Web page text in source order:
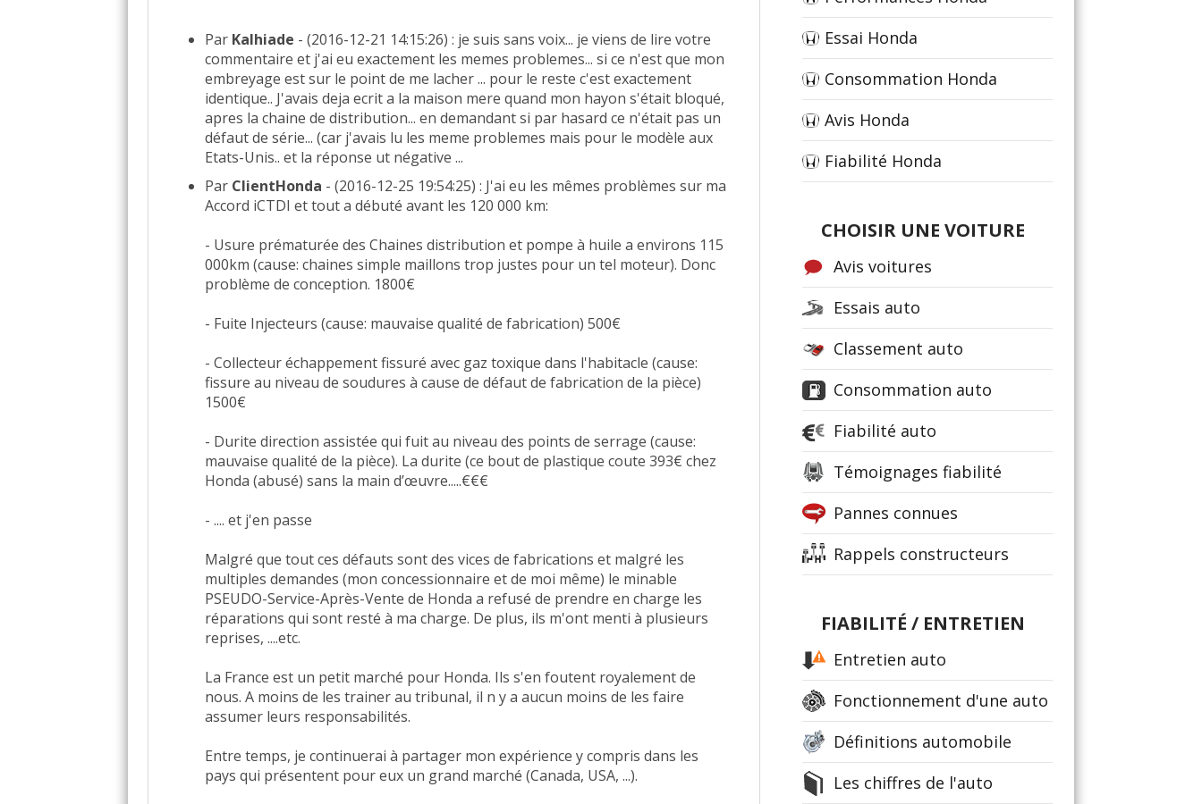
Par Kalhiade - (2016-12-21 14:15:26) : je suis sans voix... je viens de lire votre
commentaire et j'ai eu exactement les memes problemes... si ce n'est que mon
embreyage est sur le point de me lacher ... pour le reste c'est exactement
identique.. J'avais deja ecrit a la maison mere quand mon hayon s'était bloqué,
apres la chaine de distribution... en demandant si par hasard ce n'était pas un
défaut de série... (car j'avais lu les meme problemes mais pour le modèle aux
Etats-Unis.. et la réponse ut négative ...
Par ClientHonda - (2016-12-25 19:54:25) : J'ai eu les mêmes problèmes sur ma
Accord iCTDI et tout a débuté avant les 120 000 km:
- Usure prématurée des Chaines distribution et pompe à huile a environs 115
000km (cause: chaines simple maillons trop justes pour un tel moteur). Donc
problème de conception. 1800€
- Fuite Injecteurs (cause: mauvaise qualité de fabrication) 500€
- Collecteur échappement fissuré avec gaz toxique dans l'habitacle (cause:
fissure au niveau de soudures à cause de défaut de fabrication de la pièce)
1500€
- Durite direction assistée qui fuit au niveau des points de serrage (cause:
mauvaise qualité de la pièce). La durite (ce bout de plastique coute 393€ chez
Honda (abusé) sans la main d’œuvre.....€€€
- .... et j'en passe
Malgré que tout ces défauts sont des vices de fabrications et malgré les
multiples demandes (mon concessionnaire et de moi même) le minable
PSEUDO-Service-Après-Vente de Honda a refusé de prendre en charge les
réparations qui sont resté à ma charge. De plus, ils m'ont menti à plusieurs
reprises, ....etc.
La France est un petit marché pour Honda. Ils s'en foutent royalement de
nous. A moins de les trainer au tribunal, il n y a aucun moins de les faire
assumer leurs responsabilités.
Entre temps, je continuerai à partager mon expérience y compris dans les
pays qui présentent pour eux un grand marché (Canada, USA, ...).
Essai Honda
Consommation Honda
Avis Honda
Fiabilité Honda
CHOISIR UNE VOITURE
Avis voitures
Essais auto
Classement auto
Consommation auto
Fiabilité auto
Témoignages fiabilité
Pannes connues
Rappels constructeurs
FIABILITÉ / ENTRETIEN
Entretien auto
Fonctionnement d'une auto
Définitions automobile
Les chiffres de l'auto